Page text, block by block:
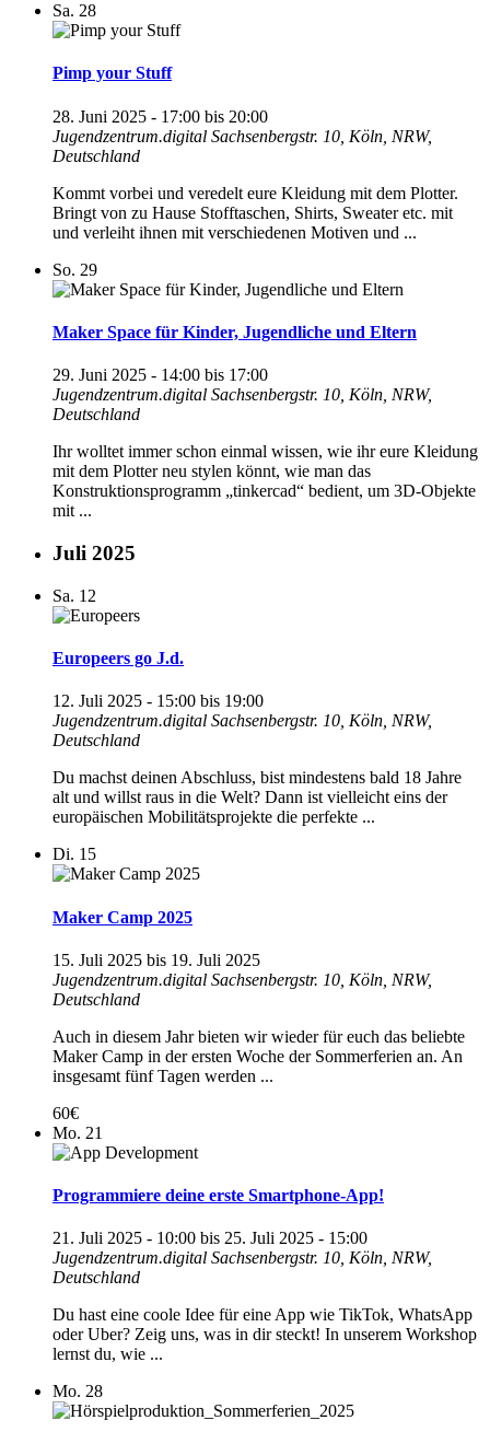
Sa. 28
Pimp your Stuff
28. Juni 2025 - 17:00 bis 20:00
Jugendzentrum.digital Sachsenbergstr. 10, Köln, NRW,
Deutschland
Kommt vorbei und veredelt eure Kleidung mit dem Plotter.
Bringt von zu Hause Stofftaschen, Shirts, Sweater etc. mit
und verleiht ihnen mit verschiedenen Motiven und ...
So. 29
Maker Space für Kinder, Jugendliche und Eltern
29. Juni 2025 - 14:00 bis 17:00
Jugendzentrum.digital Sachsenbergstr. 10, Köln, NRW,
Deutschland
Ihr wolltet immer schon einmal wissen, wie ihr eure Kleidung
mit dem Plotter neu stylen könnt, wie man das
Konstruktionsprogramm „tinkercad“ bedient, um 3D-Objekte
mit ...
Juli 2025
Sa. 12
Europeers go J.d.
12. Juli 2025 - 15:00 bis 19:00
Jugendzentrum.digital Sachsenbergstr. 10, Köln, NRW,
Deutschland
Du machst deinen Abschluss, bist mindestens bald 18 Jahre
alt und willst raus in die Welt? Dann ist vielleicht eins der
europäischen Mobilitätsprojekte die perfekte ...
Di. 15
Maker Camp 2025
15. Juli 2025 bis 19. Juli 2025
Jugendzentrum.digital Sachsenbergstr. 10, Köln, NRW,
Deutschland
Auch in diesem Jahr bieten wir wieder für euch das beliebte
Maker Camp in der ersten Woche der Sommerferien an. An
insgesamt fünf Tagen werden ...
60€
Mo. 21
Programmiere deine erste Smartphone-App!
21. Juli 2025 - 10:00 bis 25. Juli 2025 - 15:00
Jugendzentrum.digital Sachsenbergstr. 10, Köln, NRW,
Deutschland
Du hast eine coole Idee für eine App wie TikTok, WhatsApp
oder Uber? Zeig uns, was in dir steckt! In unserem Workshop
lernst du, wie ...
Mo. 28